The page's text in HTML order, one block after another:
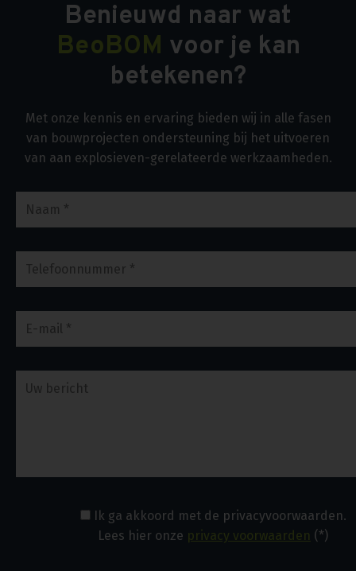
Benieuwd naar wat
BeoBOM voor je kan
betekenen?
Met onze kennis en ervaring bieden wij in alle fasen
van bouwprojecten ondersteuning bij het uitvoeren
van aan explosieven-gerelateerde werkzaamheden.
Ik ga akkoord met de privacyvoorwaarden.
Lees hier onze privacy voorwaarden (*)